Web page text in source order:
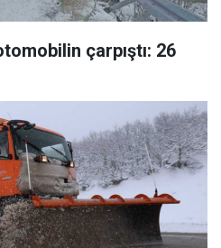
çarpıştı: 26